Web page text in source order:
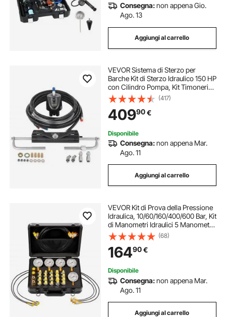
Consegna:non appena Gio.
Ago. 13
Aggiungi al carrello
VEVOR Sistema di Sterzo per
Barche Kit di Sterzo Idraulico 150 HP
con Cilindro Pompa, Kit Timoneria
Idraulica Fuoribordo in Lega di
Alluminio ad Alta Resistenza per un
Massimo di 150 HP
(417)
40990€
Disponibile
Consegna:non appena Mar.
Ago. 11
Aggiungi al carrello
VEVOR Kit di Prova della Pressione
Idraulica, 10/60/160/400/600 Bar, Kit
di Manometri Idraulici 5 Manometri
20 Raccordi e 4 Raccordi a Sgancio
Rapido 3 Tubi Flessibili per
Escavatori e Macchinari
(68)
16490€
Disponibile
Consegna:non appena Mar.
Ago. 11
Aggiungi al carrello